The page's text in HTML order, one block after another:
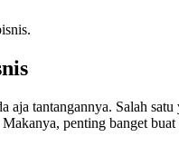
tantangannya. Salah
penting banget